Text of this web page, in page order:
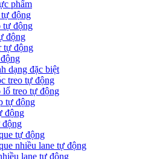
phẩm
động
tự động
động
tự động
dạng đặc biệt
treo tự động
lổ treo tự động
tự động
động
tự động
nhiều lane tự động
lane tự động